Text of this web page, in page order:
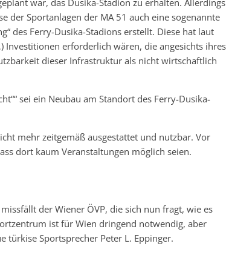
war, das Dusika-Stadion zu erhalten. Allerdings
der Sportanlagen der MA 51 auch eine sogenannte
des Ferry-Dusika-Stadions erstellt. Diese hat laut
Investitionen erforderlich wären, die angesichts ihres
dieser Infrastruktur als nicht wirtschaftlich
sei ein Neubau am Standort des Ferry-Dusika-
mehr zeitgemäß ausgestattet und nutzbar. Vor
dort kaum Veranstaltungen möglich seien.
der Wiener ÖVP, die sich nun fragt, wie es
ist für Wien dringend notwendig, aber
türkise Sportsprecher Peter L. Eppinger.